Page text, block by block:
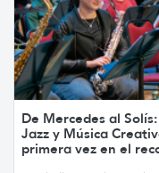
De Mercedes al
Jazz y Música
primera vez en el